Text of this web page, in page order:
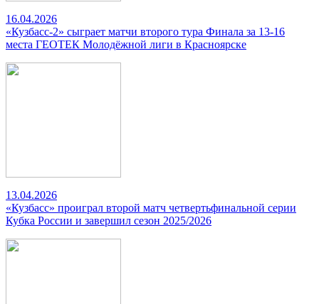
16.04.2026
«Кузбасс-2» сыграет матчи второго тура Финала за 13-16
места ГЕОТЕК Молодёжной лиги в Красноярске
13.04.2026
«Кузбасс» проиграл второй матч четвертьфинальной серии
Кубка России и завершил сезон 2025/2026